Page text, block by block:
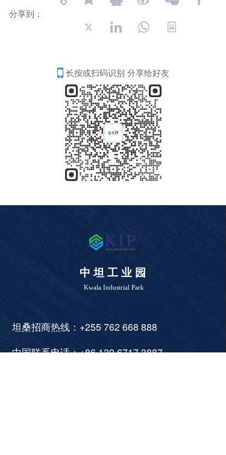
分享到：
长按或扫码识别 分享给好友
中 坦 工 业 园
Kwala Industrial Park
坦桑招商热线：+255 762 668 888
中国联系电话：+86 139 6717 3887